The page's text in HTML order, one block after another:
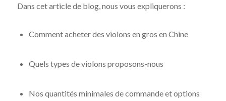
Dans cet article de blog, nous vous expliquerons :
Comment acheter des violons en gros en Chine
Quels types de violons proposons-nous
Nos quantités minimales de commande et options